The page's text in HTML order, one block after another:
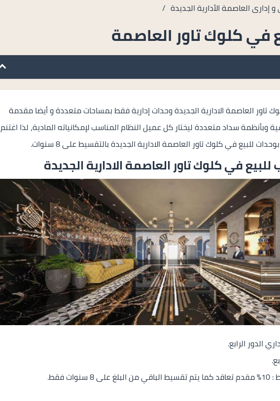
و إدارى العاصمة الأدارية الجديدة /
في كلوك تاور العاصمة
تاور العاصمة الادارية الجديدة وحدات إدارية فقط بمساحات متعددة و أيضا مقدمة
وبأنظمة سداد متعددة ليختار كل عميل النظام المناسب لإمكانياته المادية، لذا اغتنم
للبيع في كلوك تاور العاصمة الادارية الجديدة بالتقسيط على 8 سنوات.
للبيع فيكلوك تاور العاصمة الادارية الجديدة
الدور الرابع.
فقط.